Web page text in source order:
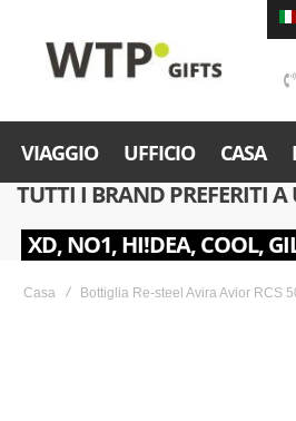
VIAGGIO UFFICIO CASA
TUTTI I BRAND PREFERITI
XD, NO1, HI!DEA, COOL,
Casa Bottiglia Re-steel Avira Avior RCS